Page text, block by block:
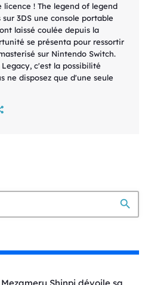
! The legend of legend
3DS une console portable
laissé coulée depuis la
se présenta pour ressortir
sur Nintendo Switch.
c'est la possibilité
ne disposez que d'une seule
search
Shinpi dévoile sa